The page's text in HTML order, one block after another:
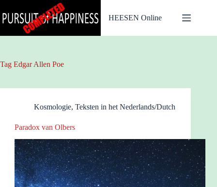
naar
de
HEESEN Online
Tag Edgar Allen Poe
Kosmologie, Teksten in het Nederlands/Dutch
Paradox van Olbers